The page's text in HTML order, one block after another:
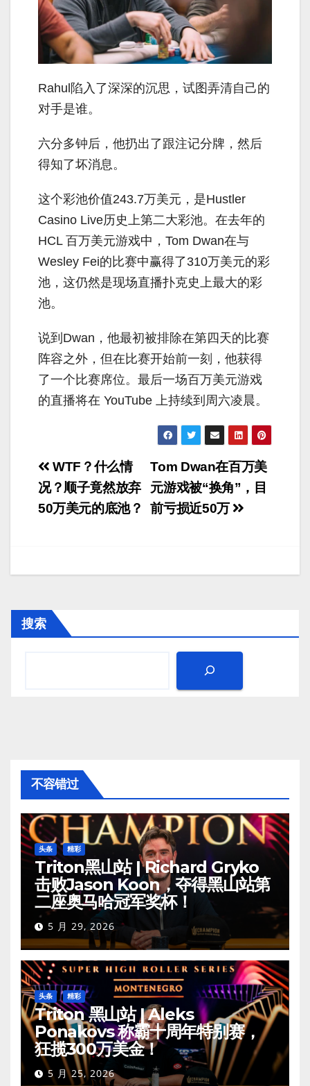
Rahul陷入了深深的沉思，试图弄清自己的
对手是谁。
六分多钟后，他扔出了跟注记分牌，然后
得知了坏消息。
这个彩池价值243.7万美元，是Hustler
Casino Live历史上第二大彩池。在去年的
HCL 百万美元游戏中，Tom Dwan在与
Wesley Fei的比赛中赢得了310万美元的彩
池，这仍然是现场直播扑克史上最大的彩
池。
说到Dwan，他最初被排除在第四天的比赛
阵容之外，但在比赛开始前一刻，他获得
了一个比赛席位。最后一场百万美元游戏
的直播将在 YouTube 上持续到周六凌晨。
文
章
导
Tom Dwan在百万美
元游戏被“换角”，目
前亏损近50万
WTF？什么情
况？顺子竟然放弃
50万美元的底池？
搜索
不容错过
头条 精彩
Triton黑山站 | Richard Gryko
击败Jason Koon，夺得黑山站第
二座奥马哈冠军奖杯！
5 月 29, 2026
头条 精彩
Triton 黑山站 | Aleks
Ponakovs 称霸十周年特别赛，
狂揽300万美金！
5 月 25, 2026